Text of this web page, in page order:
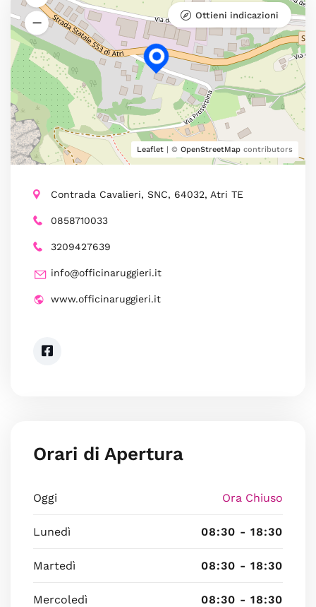
Leaflet | © OpenStreetMap contributors
Ottieni indicazioni
Contrada Cavalieri, SNC, 64032, Atri TE
0858710033
3209427639
info@officinaruggieri.it
www.officinaruggieri.it
Orari di Apertura
Oggi Ora Chiuso
Lunedì 08:30 - 18:30
Martedì 08:30 - 18:30
Mercoledì 08:30 - 18:30